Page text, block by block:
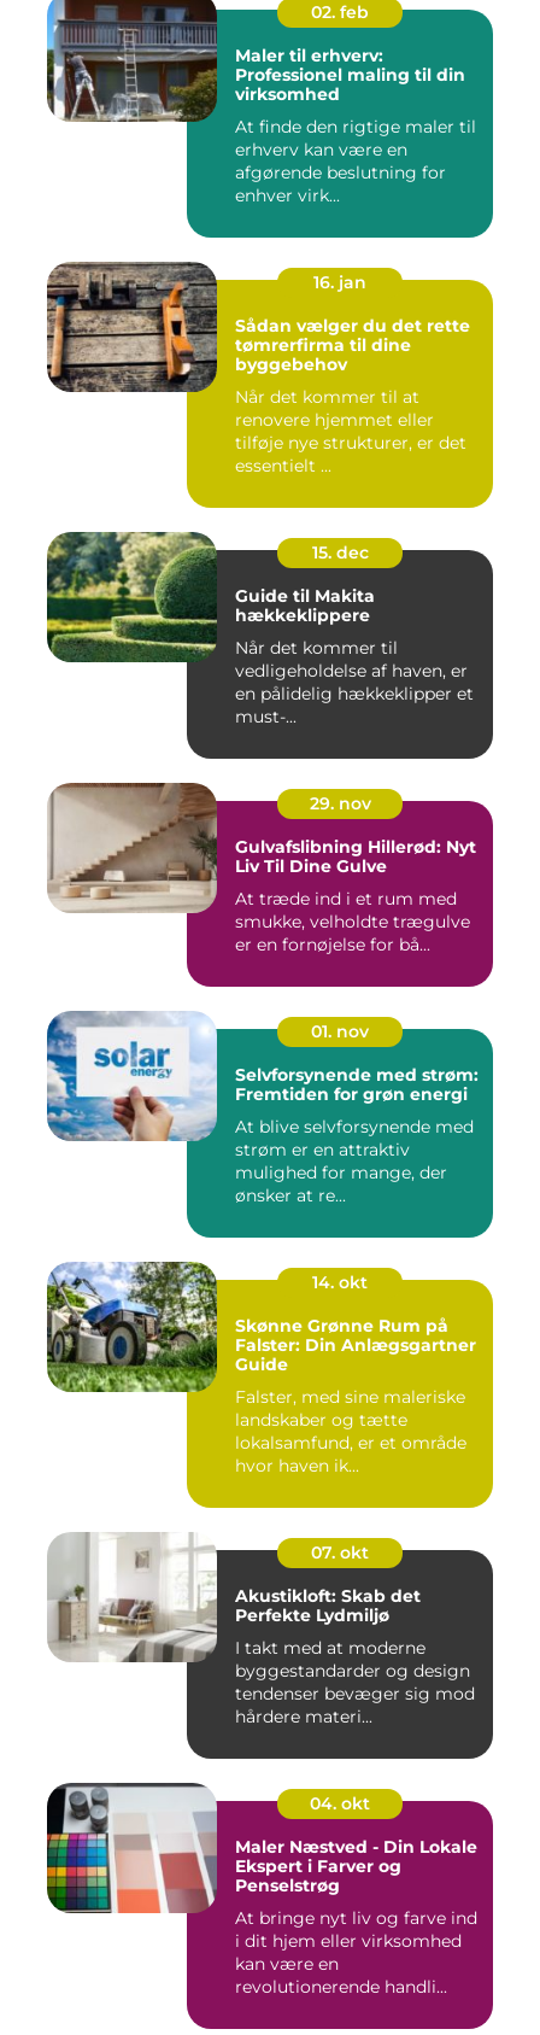
02. feb
Maler til erhverv:
Professionel maling til din
virksomhed
At finde den rigtige maler til
erhverv kan være en
afgørende beslutning for
enhver virk...
16. jan
Sådan vælger du det rette
tømrerfirma til dine
byggebehov
Når det kommer til at
renovere hjemmet eller
tilføje nye strukturer, er det
essentielt ...
15. dec
Guide til Makita
hækkeklippere
Når det kommer til
vedligeholdelse af haven, er
en pålidelig hækkeklipper et
must-...
29. nov
Gulvafslibning Hillerød: Nyt
Liv Til Dine Gulve
At træde ind i et rum med
smukke, velholdte trægulve
er en fornøjelse for bå...
01. nov
Selvforsynende med strøm:
Fremtiden for grøn energi
At blive selvforsynende med
strøm er en attraktiv
mulighed for mange, der
ønsker at re...
14. okt
Skønne Grønne Rum på
Falster: Din Anlægsgartner
Guide
Falster, med sine maleriske
landskaber og tætte
lokalsamfund, er et område
hvor haven ik...
07. okt
Akustikloft: Skab det
Perfekte Lydmiljø
I takt med at moderne
byggestandarder og design
tendenser bevæger sig mod
hårdere materi...
04. okt
Maler Næstved - Din Lokale
Ekspert i Farver og
Penselstrøg
At bringe nyt liv og farve ind
i dit hjem eller virksomhed
kan være en
revolutionerende handli...